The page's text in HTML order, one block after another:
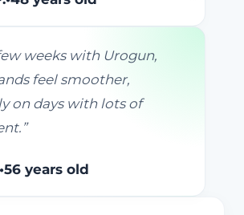
weeks with Urogun,
feel smoother,
on days with lots of
”
•56 years old